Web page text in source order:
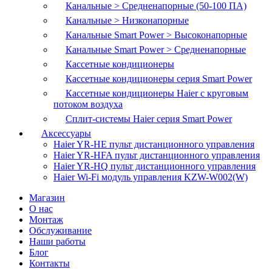
Канальные > Средненапорные (50-100 ПА)
Канальные > Низконапорные
Канальные Smart Power > Высоконапорные
Канальные Smart Power > Средненапорные
Кассетные кондиционеры
Кассетные кондиционеры серия Smart Power
Кассетные кондиционеры Haier с круговым
потоком воздуха
Сплит-системы Haier серия Smart Power
Аксессуары
Haier YR-HE пульт дистанционного управления
Haier YR-HFA пульт дистанционного управления
Haier YR-HQ пульт дистанционного управления
Haier Wi-Fi модуль управления KZW-W002(W)
Магазин
О нас
Монтаж
Обслуживание
Наши работы
Блог
Контакты